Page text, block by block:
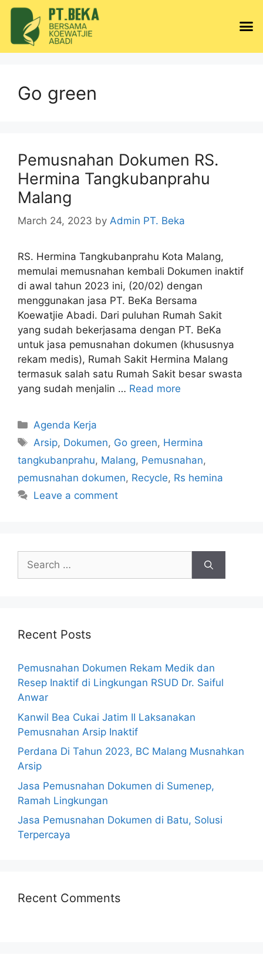
Go green
Pemusnahan Dokumen RS.
Hermina Tangkubanprahu
Malang
March 24, 2023 by Admin PT. Beka
RS. Hermina Tangkubanprahu Kota Malang,
memulai memusnahan kembali Dokumen inaktif
di awal tahun 2023 ini, (20/02) dengan
menggunakan jasa PT. BeKa Bersama
Koewatjie Abadi. Dari puluhan Rumah Sakit
yang sudah bekerjasama dengan PT. BeKa
untuk jasa pemusnahan dokumen (khususnya
rekam medis), Rumah Sakit Hermina Malang
termasuk salah satu Rumah Sakit besar swasta
yang sudah menjalin … Read more
Agenda Kerja
Arsip, Dokumen, Go green, Hermina
tangkubanprahu, Malang, Pemusnahan,
pemusnahan dokumen, Recycle, Rs hemina
Leave a comment
Recent Posts
Pemusnahan Dokumen Rekam Medik dan
Resep Inaktif di Lingkungan RSUD Dr. Saiful
Anwar
Kanwil Bea Cukai Jatim II Laksanakan
Pemusnahan Arsip Inaktif
Perdana Di Tahun 2023, BC Malang Musnahkan
Arsip
Jasa Pemusnahan Dokumen di Sumenep,
Ramah Lingkungan
Jasa Pemusnahan Dokumen di Batu, Solusi
Terpercaya
Recent Comments